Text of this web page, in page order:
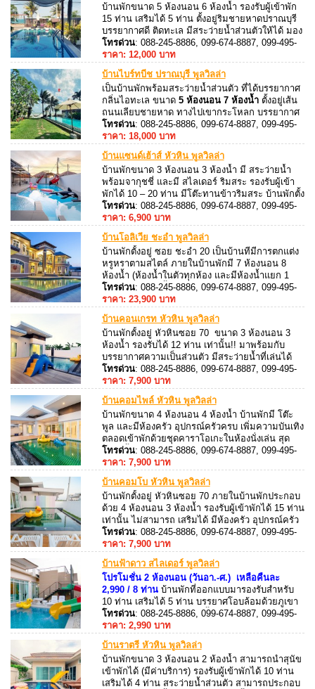
บ้านพักขนาด 5 ห้องนอน 6 ห้องน้ำ รองรับผู้เข้าพัก
15 ท่าน เสริมได้ 5 ท่าน ตั้งอยู่ริมชายหาดปราณบุรี
บรรยากาศดี ติดทะเล มีสระว่ายน้ำส่วนตัวให้ได้ มอง
วิวทะเล เพลิดเพลินไปกับเสียงเพลงด้วยชุด
คาราโอเกะ + ไฟเธค
โทรด่วน: 088-245-8886, 099-674-8887, 099-495-
8887, 088-245-8887
ราคา: 12,000 บาท
บ้านไบร์ทบีช ปราณบุรี พูลวิลล่า
เป็นบ้านพักพร้อมสระว่ายน้ำส่วนตัว ที่ได้บรรยากาศ
กลิ่นไอทะเล ขนาด 5 ห้องนอน 7 ห้องน้ำตั้งอยู่เส้น
ถนนเลียบชายหาด ทางไปเขากระโหลก บรรยากาศ
ดีมาก รองรับผู้เข้าพักได้ 15 ท่าน เสริมได้ 5 ท่าน ติด
เครื่องปรับอากาศทุกห้อง มีบริการจักรยานฟรี
โทรด่วน: 088-245-8886, 099-674-8887, 099-495-
8887, 088-245-8887
ราคา: 18,000 บาท
บ้านแซนด์เฮ้าส์ หัวหิน พูลวิลล่า
บ้านพักขนาด 3 ห้องนอน 3 ห้องน้ำ มี สระว่ายน้ำ
พร้อมจากุชชี่ และมี สไลเดอร์ ริมสระ รองรับผู้เข้า
พักได้ 10 – 20 ท่าน มีโต๊ะทานข้าวริมสระ บ้านพักตั้ง
อยู่หัวหิน ซอย 70 โครงการหม่อนใหม สิ่งอำนวย
ความความสะดวก ครบครัน
โทรด่วน: 088-245-8886, 099-674-8887, 099-495-
8887, 088-245-8887
ราคา: 6,900 บาท
บ้านโอลิเวีย ชะอำ พูลวิลล่า
บ้านพักตั้งอยู่ ซอย ชะอำ 20 เป็นบ้านทีมีการตกแต่ง
หรูหราตามสไตล์ ภายในบ้านพักมี 7 ห้องนอน 8
ห้องน้ำ (ห้องน้ำในตัวทุกห้อง และมีห้องน้ำแยก 1
ห้อง) มีสระว่ายน้ำส่วนตัว รองรับผู้เข้าพักได้ 20 ท่าน
เสริมได้ 20 ท่าน ศาลาริมสระว่ายน้ำ
โทรด่วน: 088-245-8886, 099-674-8887, 099-495-
8887, 088-245-8887
ราคา: 23,900 บาท
บ้านคอนเกรท หัวหิน พูลวิลล่า
บ้านพักตั้งอยู่ หัวหินซอย 70 ขนาด 3 ห้องนอน 3
ห้องน้ำ รองรับได้ 12 ท่าน เท่านั้น!! มาพร้อมกับ
บรรยากาศความเป็นส่วนตัว มีสระว่ายน้ำที่เล่นได้
ตลอดเวลา สไลเดอร์ริมสระ สามารถนำสุนัขเข้าพัก
ได้(มีค่าบริการ)ภายในบ้านพักมี คาราโอเกะ + ไฟ
โทรด่วน: 088-245-8886, 099-674-8887, 099-495-
8887, 088-245-8887
ราคา: 7,900 บาท
บ้านคอมไพล์ หัวหิน พูลวิลล่า
บ้านพักขนาด 4 ห้องนอน 4 ห้องน้ำ บ้านพักมี โต๊ะ
พูล และมีห้องครัว อุปกรณ์ครัวครบ เพิ่มความบันเทิง
ตลอดเข้าพักด้วยชุดคาราโอเกะในห้องนั่งเล่น สุด
มันส์ ตั้งอยู่หัวหินซอย 70 ใกล้วัดห้วยมงคล เครื่องใช้
ไฟฟ้าคอยอำนวยความสะดวก
โทรด่วน: 088-245-8886, 099-674-8887, 099-495-
8887, 088-245-8887
ราคา: 7,900 บาท
บ้านคอมโบ หัวหิน พูลวิลล่า
บ้านพักตั้งอยู่ หัวหินซอย 70 ภายในบ้านพักประกอบ
ด้วย 4 ห้องนอน 3 ห้องน้ำ รองรับผู้เข้าพักได้ 15 ท่าน
เท่านั้น ไม่สามารถ เสริมได้ มีห้องครัว อุปกรณ์ครัว
ครบ เครื่องใช้ไฟฟ้าคอยอำนวยความสะดวก อาทิ
ไมโครเวฟ, หม้อหุงข้าว, ตู้เย็น, กาน้ำร้อน, เป็นต้น
โทรด่วน: 088-245-8886, 099-674-8887, 099-495-
8887, 088-245-8887
ราคา: 7,900 บาท
บ้านฟ้าดาว สไลเดอร์ พูลวิลล่า
โปรโมชั่น 2 ห้องนอน (วันอา.-ศ.) เหลือคืนละ
2,990 / 8 ท่าน บ้านพักที่ออกแบบมารองรับสำหรับ
10 ท่าน เสริมได้ 5 ท่าน บรรยาศโอบล้อมด้วยภูเขา
มีขนาด 3 ห้องนอน 3 ห้องน้ำ ติดเครื่องปรับอากาศ
ทั้งหลัง สามารถประกอบอาหารภายในบ้านพัก
โทรด่วน: 088-245-8886, 099-674-8887, 099-495-
8887, 088-245-8887
ราคา: 2,990 บาท
บ้านราตรี หัวหิน พูลวิลล่า
บ้านพักขนาด 3 ห้องนอน 2 ห้องน้ำ สามารถนำสุนัข
เข้าพักได้ (มีค่าบริการ) รองรับผู้เข้าพักได้ 10 ท่าน
เสริมได้ 4 ท่าน สระว่ายน้ำส่วนตัว สามารถประกอบ